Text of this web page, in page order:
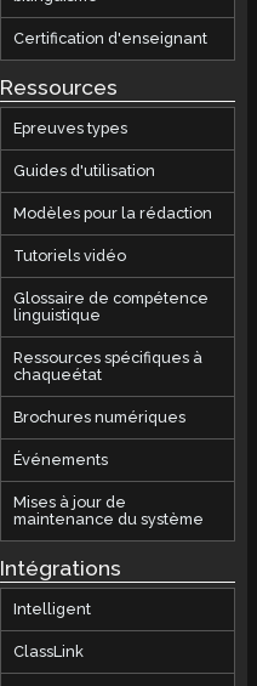
Certification d'enseignant
Ressources
Epreuves types
Guides d'utilisation
Modèles pour la rédaction
Tutoriels vidéo
Glossaire de compétence
linguistique
Ressources spécifiques à
chaqueétat
Brochures numériques
Événements
Mises à jour de
maintenance du système
Intégrations
Intelligent
ClassLink